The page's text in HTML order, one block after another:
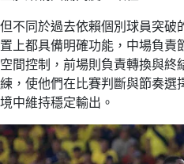
但不同於過去依賴個別球員突破
置上都具備明確功能，中場負
空間控制，前場則負責轉換與
練，使他們在比賽判斷與節奏選
境中維持穩定輸出。